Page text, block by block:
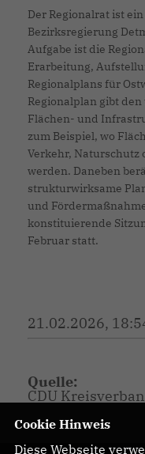
Der Regionalrat ist
Bezirksregierung
Aufgabe ist die
Erarbeitung,
Regionalplans für
Regionalplan gibt
Flächen- und
zum Beispiel, wo
Verkehr,
werden. Daneben
strukturwirksame
und
konstituierende
Februar statt.
21.02.2026,
Quelle:
CDU
Cookie Hinweis
Diese Webseite